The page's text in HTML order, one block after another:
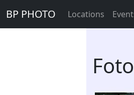
BP PHOTO Locations